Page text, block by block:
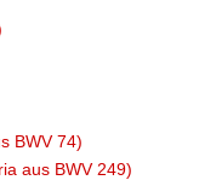
BWV 74)
aus BWV 249)